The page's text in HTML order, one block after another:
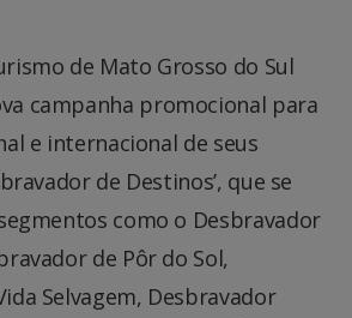
de Mato Grosso do Sul
campanha promocional para
e internacional de seus
de Destinos’, que se
como o Desbravador
de Pôr do Sol,
Selvagem, Desbravador